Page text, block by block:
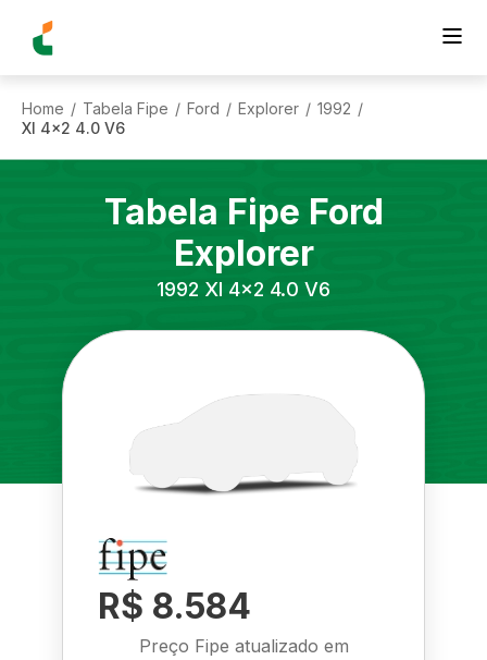
Home / Tabela Fipe / Ford / Explorer / 1992 /
Xl 4x2 4.0 V6
Tabela Fipe Ford
Explorer
1992 Xl 4x2 4.0 V6
R$ 8.584
Preço Fipe atualizado em